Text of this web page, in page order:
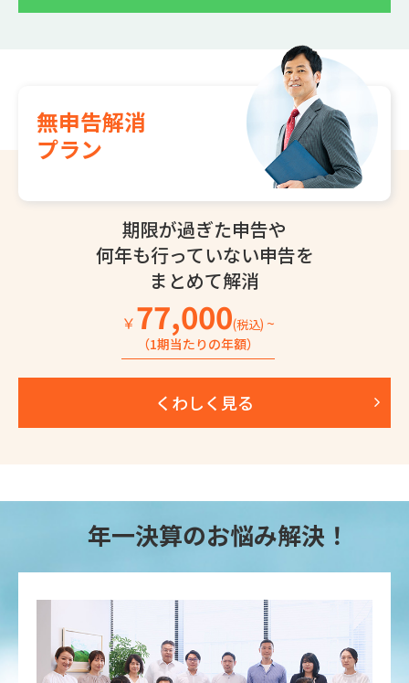
無申告解消
プラン
期限が過ぎた申告や
何年も行っていない申告を
まとめて解消
￥77,000(税込) ~
（1期当たりの年額）
くわしく見る
年一決算のお悩み解決！